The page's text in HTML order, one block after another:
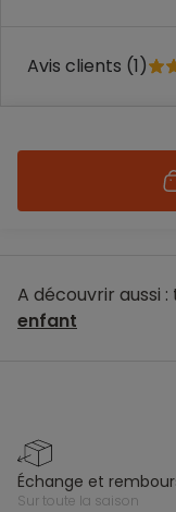
Avis clients (1)
A découvrir aussi
enfant
échange et
sur toute la saison